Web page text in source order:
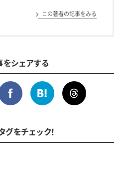
この著者の記事をみる
シェアする
をチェック！